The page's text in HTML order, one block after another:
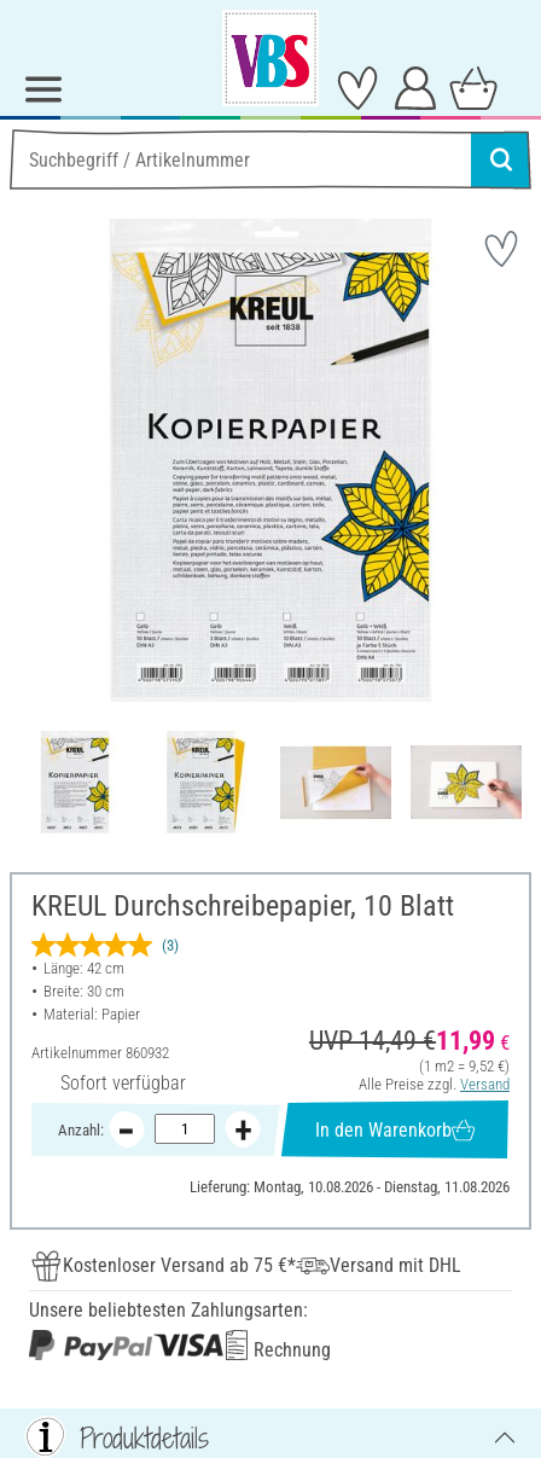
KREUL Durchschreibepapier, 10 Blatt
(3)
Länge: 42 cm
Breite: 30 cm
Material: Papier
Artikelnummer 860932
Sofort verfügbar
UVP 14,49 €11,99 €
(1 m2 = 9,52 €)
Alle Preise zzgl. Versand
Anzahl: In den Warenkorb
Lieferung: Montag, 10.08.2026 - Dienstag, 11.08.2026
Kostenloser Versand ab 75 €*
Versand mit DHL
Unsere beliebtesten Zahlungsarten:
Rechnung
Produktdetails